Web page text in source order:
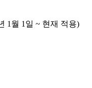
1월 1일 ~ 현재 적용)